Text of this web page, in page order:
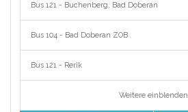
Bus 121 - Buchenberg, Bad Doberan
Bus 104 - Bad Doberan ZOB
Bus 121 - Rerik
Weitere einblenden